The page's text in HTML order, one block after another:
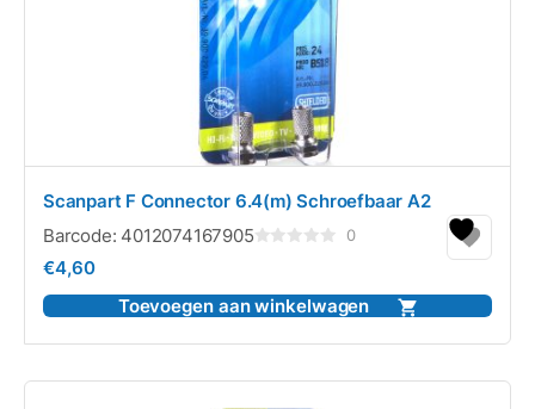
Scanpart F Connector 6.4(m) Schroefbaar A2
Barcode: 4012074167905
5
0
€4,60
Toevoegen aan winkelwagen